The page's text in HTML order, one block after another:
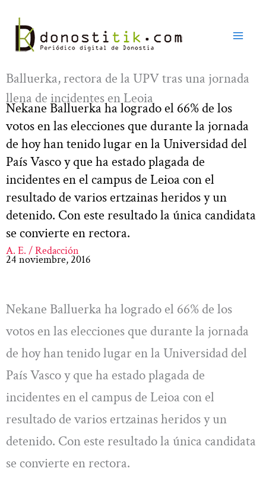
contenido
Balluerka, rectora de la UPV tras una jornada
llena de incidentes en Leoia
Nekane Balluerka ha logrado el 66% de los
votos en las elecciones que durante la jornada
de hoy han tenido lugar en la Universidad del
País Vasco y que ha estado plagada de
incidentes en el campus de Leioa con el
resultado de varios ertzainas heridos y un
detenido. Con este resultado la única candidata
se convierte en rectora.
A. E. / Redacción
24 noviembre, 2016
Nekane Balluerka ha logrado el 66% de los
votos en las elecciones que durante la jornada
de hoy han tenido lugar en la Universidad del
País Vasco y que ha estado plagada de
incidentes en el campus de Leioa con el
resultado de varios ertzainas heridos y un
detenido. Con este resultado la única candidata
se convierte en rectora.